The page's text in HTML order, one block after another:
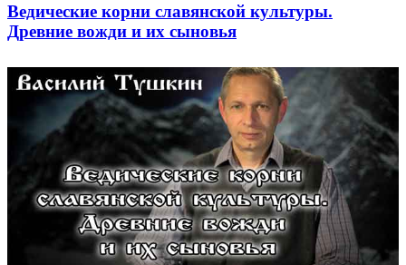
Ведические корни славянской культуры.
Древние вожди и их сыновья